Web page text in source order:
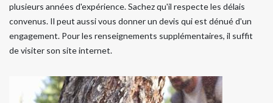
plusieurs années d'expérience. Sachez qu'il respecte les délais
convenus. Il peut aussi vous donner un devis qui est dénué d'un
engagement. Pour les renseignements supplémentaires, il suffit
de visiter son site internet.